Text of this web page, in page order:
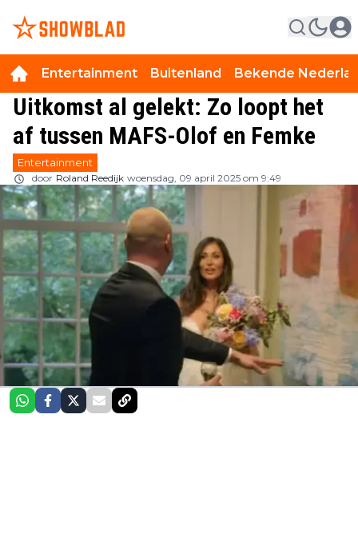
Entertainment Buitenland Bekende
Uitkomst al gelekt: Zo loopt het
af tussen MAFS-Olof en Femke
Entertainment
door Roland Reedijk woensdag, 09 april 2025 om 9:49